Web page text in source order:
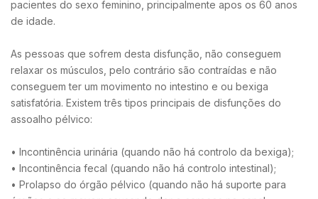
pacientes do sexo feminino, principalmente apos os 60 anos
de idade.
As pessoas que sofrem desta disfunção, não conseguem
relaxar os músculos, pelo contrário são contraídas e não
conseguem ter um movimento no intestino e ou bexiga
satisfatória. Existem três tipos principais de disfunções do
assoalho pélvico:
• Incontinência urinária (quando não há controlo da bexiga);
• Incontinência fecal (quando não há controlo intestinal);
• Prolapso do órgão pélvico (quando não há suporte para